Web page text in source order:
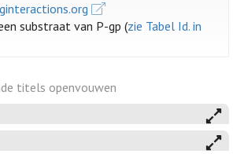
substraat van P-gp (zie Tabel Id. in
titels openvouwen